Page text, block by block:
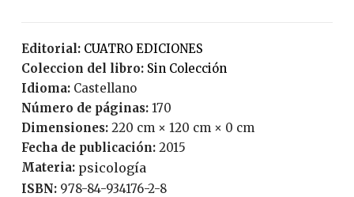
Editorial:
CUATRO EDICIONES
Coleccion del libro:
Sin Colección
Idioma:
Castellano
Número de páginas: 170
Dimensiones: 220 cm × 120 cm × 0 cm
Fecha de publicación:
2015
Materia: psicología
ISBN: 978-84-934176-2-8